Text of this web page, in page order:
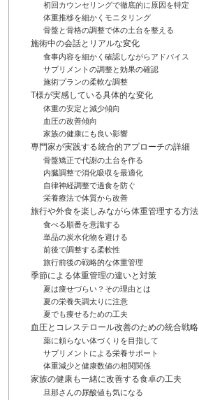
初回カウンセリングで徹底的に原因を特定
体重推移を細かくモニタリング
骨盤と骨格の調整で体の土台を整える
施術中の会話とリアルな変化
食事内容を細かく確認しながらアドバイス
サプリメントの調整と効果の確認
施術プランの柔軟な調整
T様が実感している具体的な変化
体重の安定と減少傾向
血圧の改善傾向
家族の健康にも良い影響
専門家が実践する統合的アプローチの詳細
骨盤矯正で代謝の土台を作る
内臓調整で消化吸収を最適化
自律神経調整で過食を防ぐ
栄養療法で体質から改善
旅行や外食を楽しみながら体重管理する方法
食べる順番を意識する
単品の炭水化物を避ける
前後で調整する柔軟性
旅行前後の戦略的な体重管理
季節による体重管理の違いと対策
夏は痩せづらい？その理由とは
夏の栄養失調太りに注意
夏でも痩せるための工夫
血圧とコレステロール改善のための統合戦略
薬に頼らない体づくりを目指して
サプリメントによる栄養サポート
体重減少と健康数値の相関関係
家族の健康も一緒に改善する食卓の工夫
旦那さんの尿酸値も気になる